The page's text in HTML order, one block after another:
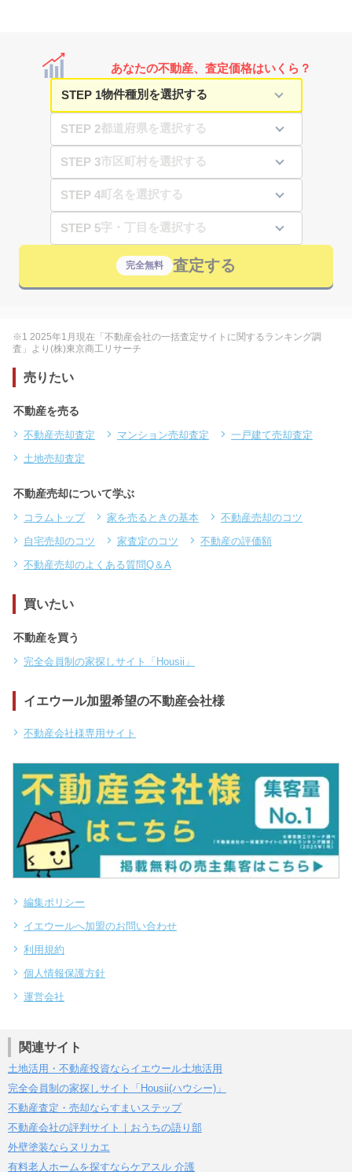
あなたの不動産、査定価格はいくら？
STEP 1
STEP 2
STEP 3
STEP 4
STEP 5
完全無料 査定する
※1 2025年1月現在「不動産会社の一括査定サイトに関するランキング調
査」より(株)東京商工リサーチ
売りたい
不動産を売る
不動産売却査定 マンション売却査定
一戸建て売却査定
土地売却査定
不動産売却について学ぶ
コラムトップ 家を売るときの基本
不動産売却のコツ
自宅売却のコツ
家査定のコツ
不動産の評価額
不動産売却のよくある質問Q＆A
買いたい
不動産を買う
完全会員制の家探しサイト「Housii」
イエウール加盟希望の不動産会社様
不動産会社様専用サイト
編集ポリシー
イエウールへ加盟のお問い合わせ
利用規約
個人情報保護方針
運営会社
関連サイト
土地活用・不動産投資ならイエウール土地活用
完全会員制の家探しサイト「Housii(ハウシー)」
不動産査定・売却ならすまいステップ
不動産会社の評判サイト｜おうちの語り部
外壁塗装ならヌリカエ
有料老人ホームを探すならケアスル 介護